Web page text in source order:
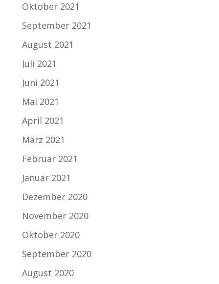
Oktober 2021
September 2021
August 2021
Juli 2021
Juni 2021
Mai 2021
April 2021
März 2021
Februar 2021
Januar 2021
Dezember 2020
November 2020
Oktober 2020
September 2020
August 2020